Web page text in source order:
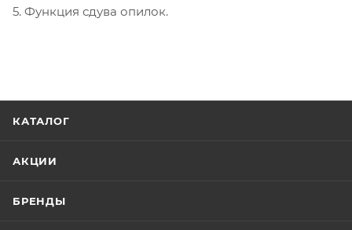
5. Функция сдува опилок.
КАТАЛОГ
АКЦИИ
БРЕНДЫ